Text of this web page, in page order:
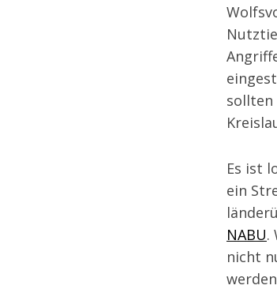
sollten
Es ist
ein
NABU.
nicht